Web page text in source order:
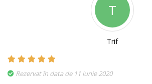
T
Trif
Rezervat în data de 11 iunie 2020